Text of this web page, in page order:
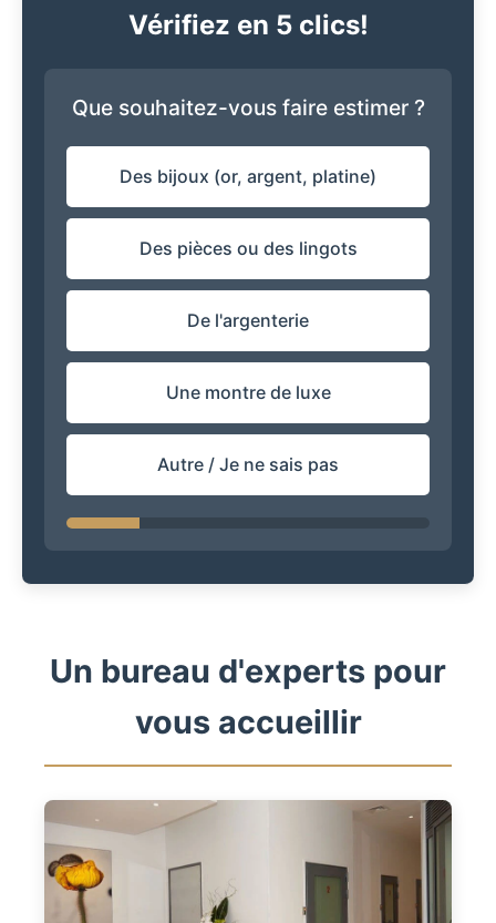
Vérifiez en 5 clics!
Que souhaitez-vous faire estimer ?
Des bijoux (or, argent, platine)
Des pièces ou des lingots
De l'argenterie
Une montre de luxe
Autre / Je ne sais pas
Un bureau d'experts pour
vous accueillir